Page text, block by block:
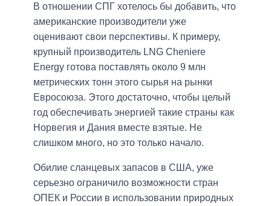
В отношении СПГ хотелось бы добавить, что
американские производители уже
оценивают свои перспективы. К примеру,
крупный производитель LNG Cheniere
Energy готова поставлять около 9 млн
метрических тонн этого сырья на рынки
Евросоюза. Этого достаточно, чтобы целый
год обеспечивать энергией такие страны как
Норвегия и Дания вместе взятые. Не
слишком много, но это только начало.
Обилие сланцевых запасов в США, уже
серьезно ограничило возможности стран
ОПЕК и России в использовании природных